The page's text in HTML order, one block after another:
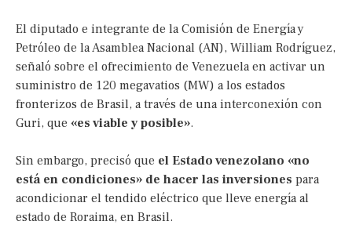
El diputado e integrante de la Comisión de Energía y
Petróleo de la Asamblea Nacional (AN), William Rodríguez,
señaló sobre el ofrecimiento de Venezuela en activar un
suministro de 120 megavatios (MW) a los estados
fronterizos de Brasil, a través de una interconexión con
Guri, que «es viable y posible».
Sin embargo, precisó que el Estado venezolano «no
está en condiciones» de hacer las inversiones para
acondicionar el tendido eléctrico que lleve energía al
estado de Roraima, en Brasil.